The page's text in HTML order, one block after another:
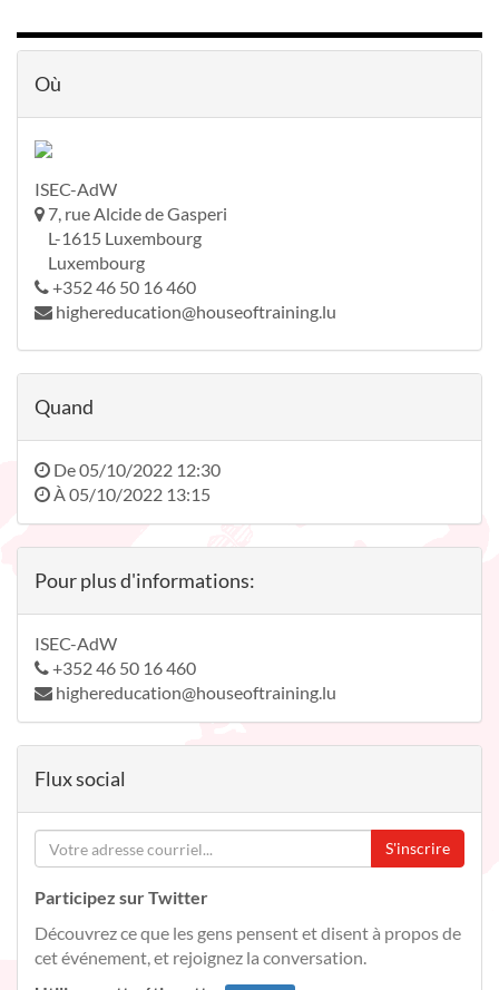
Où
ISEC-AdW
7, rue Alcide de Gasperi
L-1615 Luxembourg
Luxembourg
+352 46 50 16 460
highereducation@houseoftraining.lu
Quand
De05/10/2022 12:30
À05/10/2022 13:15
Pour plus d'informations:
ISEC-AdW
+352 46 50 16 460
highereducation@houseoftraining.lu
Flux social
S'inscrire
Participez sur Twitter
Découvrez ce que les gens pensent et disent à propos de
cet événement, et rejoignez la conversation.